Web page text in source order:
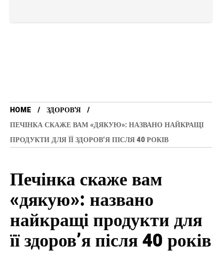
HOME
ЗДОРОВ'Я
ПЕЧІНКА СКАЖЕ ВАМ «ДЯКУЮ»: НАЗВАНО НАЙКРАЩІ
ПРОДУКТИ ДЛЯ ЇЇ ЗДОРОВ’Я ПІСЛЯ 40 РОКІВ
Печінка скаже вам
«дякую»: названо
найкращі продукти для
її здоров’я після 40 років